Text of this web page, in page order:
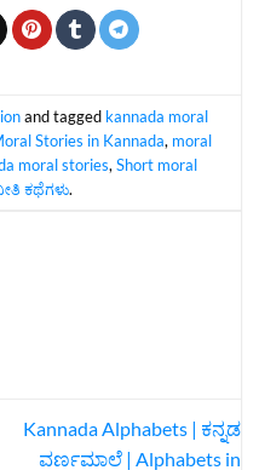
and tagged kannada moral
Stories in Kannada, moral
moral stories, Short moral
ಕಥೆಗಳು.
Kannada Alphabets | ಕನ್ನಡ
ವರ್ಣಮಾಲೆ | Alphabets in